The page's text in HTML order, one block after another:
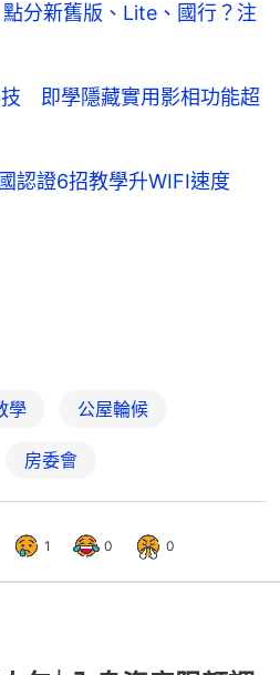
分新舊版、Lite、國行？注
即學隱藏實用影相功能超
認證6招教學升WIFI速度
學 公屋輪候
房委會
1 0 0